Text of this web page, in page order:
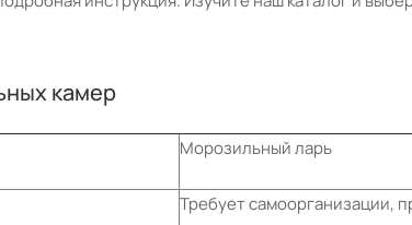
камер
Морозильный ларь
Требует самоорганизации,